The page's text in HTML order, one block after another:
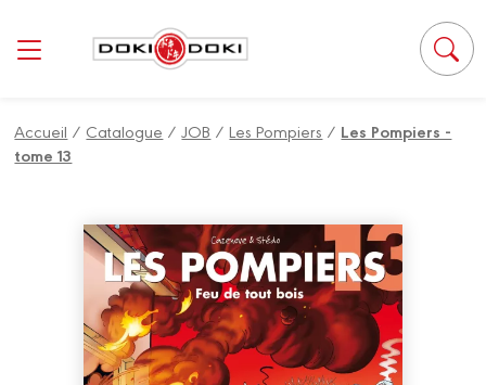
Accueil / Catalogue /JOB /Les Pompiers / Les Pompiers -
tome 13